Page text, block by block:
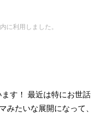
利用しました。
す！ 最近は特にお世話
みたいな展開になって、